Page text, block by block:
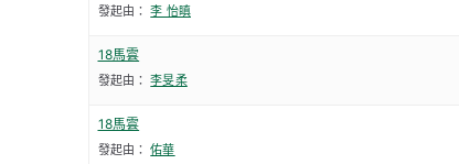
發起由：李 怡瞋
18馬雲
發起由：李旻柔
18馬雲
發起由：佑華